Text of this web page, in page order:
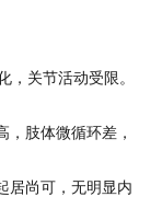
关节活动受限。
，肢体微循环差，
居尚可，无明显内